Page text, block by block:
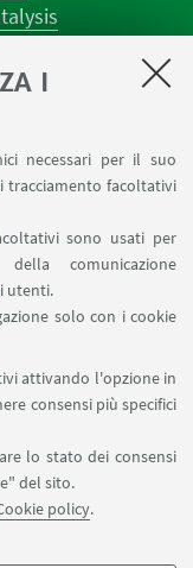
I
necessari per il suo
tracciamento facoltativi
sono usati per
comunicazione
utenti.
solo con i cookie
attivando l'opzione in
consensi più specifici
lo stato dei consensi
del sito.
policy.
CHIMIND
SU: